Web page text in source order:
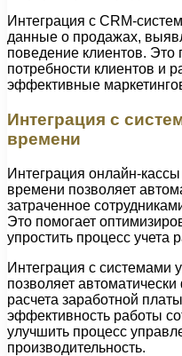
Интеграция с CRM-
данные о продажах,
поведение клиентов. Это
потребности клиентов и
эффективные
Интеграция с
времени
Интеграция онлайн-
времени позволяет
затраченное
Это помогает
упростить процесс учета
Интеграция с системами
позволяет
расчета заработной
эффективность работы
улучшить процесс
производительность.